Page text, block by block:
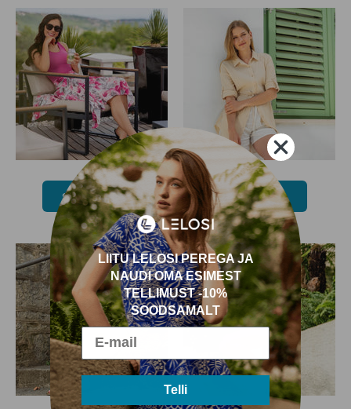
SEELIKUD T-SÄRGID
LIITU LELOSI PEREGA JA
NAUDI OMA ESIMEST
TELLIMUST -10%
SOODSAMALT
Telli